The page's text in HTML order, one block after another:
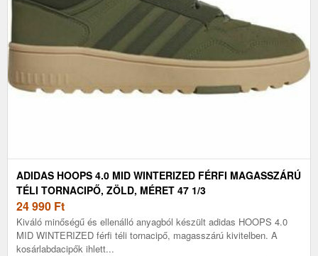
ADIDAS HOOPS 4.0 MID WINTERIZED FÉRFI MAGASSZÁRÚ
TÉLI TORNACIPŐ, ZÖLD, MÉRET 47 1/3
24 990 Ft
Kiváló minőségű és ellenálló anyagból készült adidas HOOPS 4.0
MID WINTERIZED férfi téli tornacipő, magasszárú kivitelben. A
kosárlabdacipők ihlett...